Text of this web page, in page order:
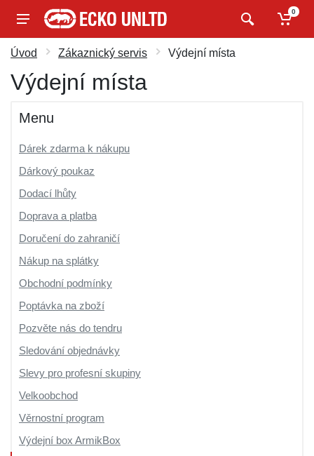
0
Úvod Zákaznický servis Výdejní místa
Výdejní místa
Menu
Dárek zdarma k nákupu
Dárkový poukaz
Dodací lhůty
Doprava a platba
Doručení do zahraničí
Nákup na splátky
Obchodní podmínky
Poptávka na zboží
Pozvěte nás do tendru
Sledování objednávky
Slevy pro profesní skupiny
Velkoobchod
Věrnostní program
Výdejní box ArmikBox